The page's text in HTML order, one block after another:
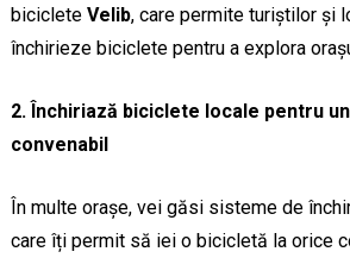
biciclete Velib, care permite turiștilor și
închirieze biciclete pentru a explora
2. Închiriază biciclete locale pentru
convenabil
În multe orașe, vei găsi sisteme de
care îți permit să iei o bicicletă la orice